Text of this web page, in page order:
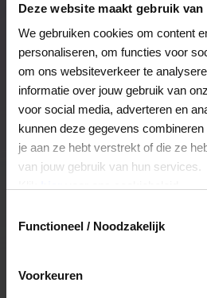
Deze website maakt gebruik van
We gebruiken cookies om content
personaliseren, om functies voor
om ons websiteverkeer te
informatie over jouw gebruik van
voor social media, adverteren en
kunnen deze gegevens
je aan ze hebt verstrekt of die ze
van jouw gebruik van hun services.
Functioneel / Noodzakelijk
Voorkeuren
Nog veel meer...
Maak account aan